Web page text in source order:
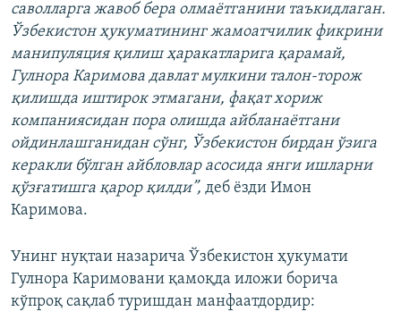
саволларга жавоб бера олмаётганини таъкидлаган.
Ўзбекистон ҳукуматининг жамоатчилик фикрини
манипуляция қилиш ҳаракатларига қарамай,
Гулнора Каримова давлат мулкини талон-торож
қилишда иштирок этмагани, фақат хориж
компаниясидан пора олишда айбланаётгани
ойдинлашганидан сўнг, Ўзбекистон бирдан ўзига
керакли бўлган айбловлар асосида янги ишларни
қўзғатишга қарор қилди”, деб ёзди Имон
Каримова.
Унинг нуқтаи назарича Ўзбекистон ҳукумати
Гулнора Каримовани қамоқда иложи борича
кўпроқ сақлаб туришдан манфаатдордир: